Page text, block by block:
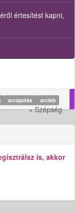
értesítést kapni,
arcápolás arcbőr
» Szépség
is, akkor